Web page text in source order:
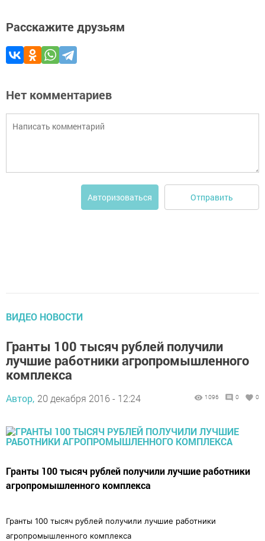
Расскажите друзьям
Нет комментариев
Авторизоваться Отправить
ВИДЕО НОВОСТИ
Гранты 100 тысяч рублей получили
лучшие работники агропромышленного
комплекса
Автор, 20 декабря 2016 - 12:24 1096 0 0
Гранты 100 тысяч рублей получили лучшие работники
агропромышленного комплекса
Гранты 100 тысяч рублей получили лучшие работники
агропромышленного комплекса